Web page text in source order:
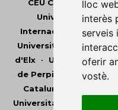
lloc
interès
serveis
oferir
vostè.
CEU Cardenal
Universitat de les
Internacional de
Universitat de Lleida
d'Elx• Universitat
de Perpinyà Via Domitia
Catalunya
Universitat Pompeu